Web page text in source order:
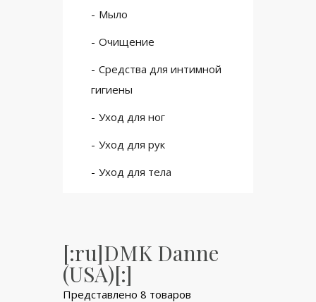
Мыло
Очищение
Средства для интимной
гигиены
Уход для ног
Уход для рук
Уход для тела
[:ru]DMK Danne
(USA)[:]
Представлено 8 товаров